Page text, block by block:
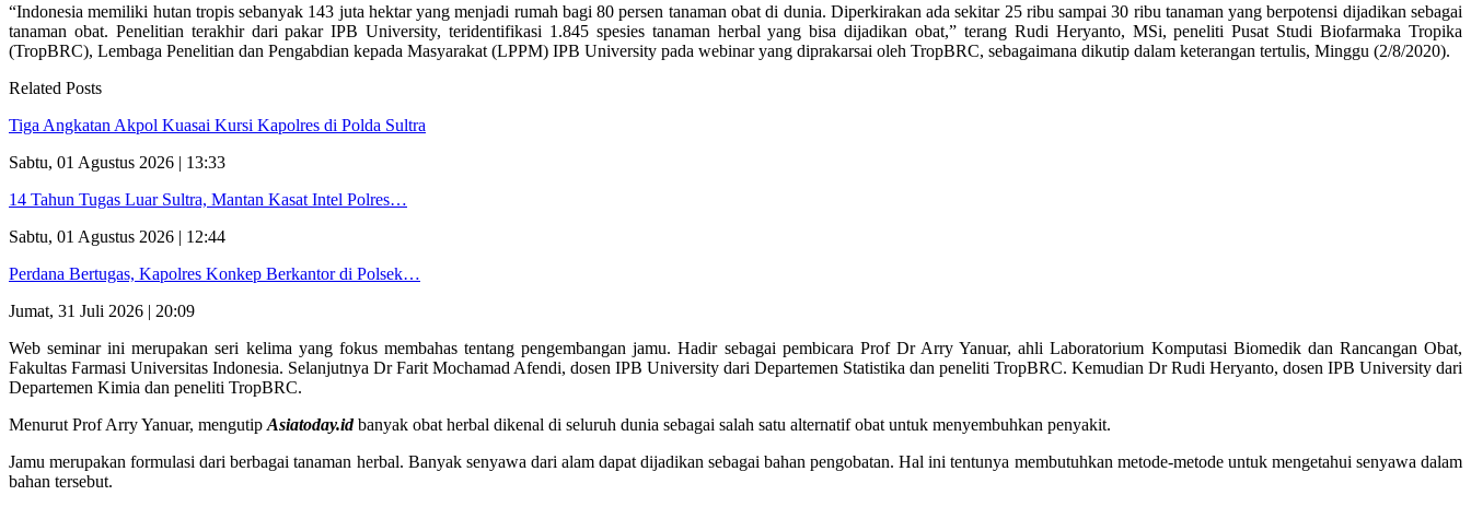
“Indonesia memiliki hutan tropis sebanyak 143 juta hektar yang menjadi rumah bagi 80 persen tanaman obat di dunia. Diperkirakan ada sekitar 25 ribu sampai 30 ribu tanaman yang berpotensi dijadikan sebagai
tanaman obat. Penelitian terakhir dari pakar IPB University, teridentifikasi 1.845 spesies tanaman herbal yang bisa dijadikan obat,” terang Rudi Heryanto, MSi, peneliti Pusat Studi Biofarmaka Tropika
(TropBRC), Lembaga Penelitian dan Pengabdian kepada Masyarakat (LPPM) IPB University pada webinar yang diprakarsai oleh TropBRC, sebagaimana dikutip dalam keterangan tertulis, Minggu (2/8/2020).
Related Posts
Tiga Angkatan Akpol Kuasai Kursi Kapolres di Polda Sultra
Sabtu, 01 Agustus 2026 | 13:33
14 Tahun Tugas Luar Sultra, Mantan Kasat Intel Polres…
Sabtu, 01 Agustus 2026 | 12:44
Perdana Bertugas, Kapolres Konkep Berkantor di Polsek…
Jumat, 31 Juli 2026 | 20:09
Web seminar ini merupakan seri kelima yang fokus membahas tentang pengembangan jamu. Hadir sebagai pembicara Prof Dr Arry Yanuar, ahli Laboratorium Komputasi Biomedik dan Rancangan Obat,
Fakultas Farmasi Universitas Indonesia. Selanjutnya Dr Farit Mochamad Afendi, dosen IPB University dari Departemen Statistika dan peneliti TropBRC. Kemudian Dr Rudi Heryanto, dosen IPB University dari
Departemen Kimia dan peneliti TropBRC.
Menurut Prof Arry Yanuar, mengutip Asiatoday.idbanyak obat herbal dikenal di seluruh dunia sebagai salah satu alternatif obat untuk menyembuhkan penyakit.
Jamu merupakan formulasi dari berbagai tanaman herbal. Banyak senyawa dari alam dapat dijadikan sebagai bahan pengobatan. Hal ini tentunya membutuhkan metode-metode untuk mengetahui senyawa dalam
bahan tersebut.